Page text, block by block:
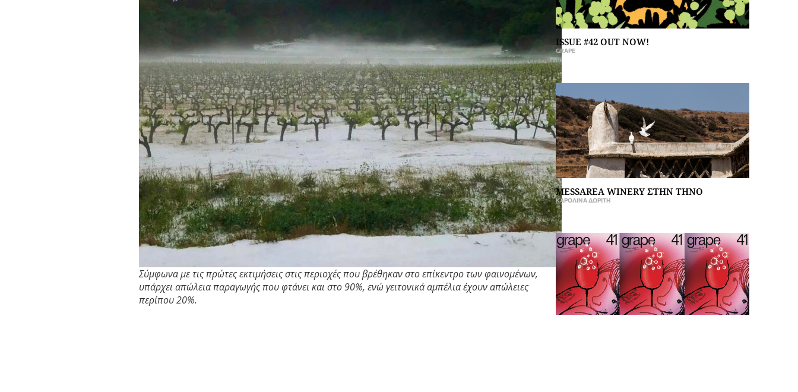
Σύμφωνα με τις πρώτες εκτιμήσεις στις περιοχές που βρέθηκαν στο επίκεντρο των φαινομένων,
υπάρχει απώλεια παραγωγής που φτάνει και στο 90%, ενώ γειτονικά αμπέλια έχουν απώλειες
περίπου 20%.
ISSUE #42 OUT NOW!
GRAPE
MESSAREA WINERY ΣΤΗΝ ΤΗΝΟ
ΚΑΡΟΛΊΝΑ ΔΩΡΊΤΗ